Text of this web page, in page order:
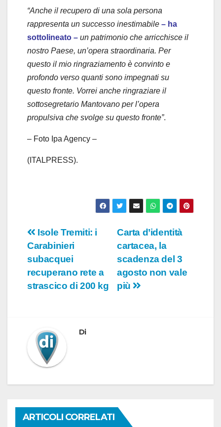
“Anche il recupero di una sola persona
rappresenta un successo inestimabile – ha
sottolineato – un patrimonio che arricchisce il
nostro Paese, un’opera straordinaria. Per
questo il mio ringraziamento è convinto e
profondo verso quanti sono impegnati su
questo fronte. Vorrei anche ringraziare il
sottosegretario Mantovano per l’opera
propulsiva che svolge su questo fronte”.
– Foto Ipa Agency –
(ITALPRESS).
Navigazione
articoli
Carta d’identità
cartacea, la
scadenza del 3
agosto non vale
più
Isole Tremiti: i
Carabinieri
subacquei
recuperano rete a
strascico di 200 kg
Di
ARTICOLI CORRELATI